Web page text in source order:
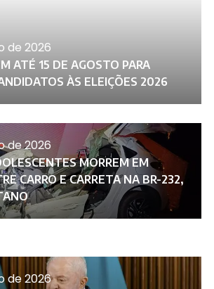
de 2026
ATÉ 15 DE AGOSTO PARA
ÀS ELEIÇÕES 2026
de 2026
MORREM EM
CARRO E CARRETA NA BR-232,
de 2026